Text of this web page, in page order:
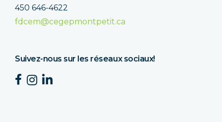
450 646-4622
fdcem@cegepmontpetit.ca
Suivez-nous sur les réseaux sociaux!